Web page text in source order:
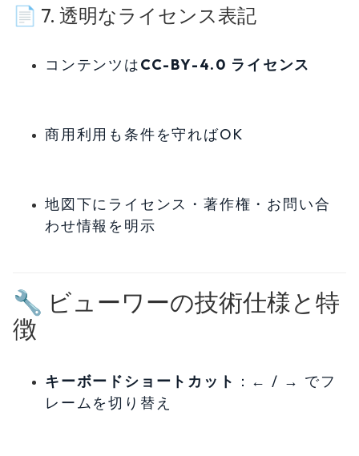
📄 7. 透明なライセンス表記
コンテンツはCC-BY-4.0 ライセンス
商用利用も条件を守ればOK
地図下にライセンス・著作権・お問い合
わせ情報を明示
🔧 ビューワーの技術仕様と特
徴
キーボードショートカット ：← / → でフ
レームを切り替え